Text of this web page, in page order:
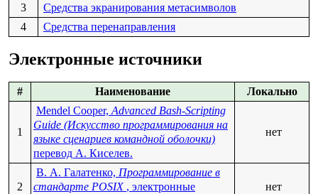
3
Средства экранирования метасимволов
4
Средства перенаправления
Электронные источники
# Наименование Локально
1
Mendel Cooper, Advanced Bash-Scripting
Guide (Искусство программирования на
языке сценариев командной оболочки)
перевод А. Киселев.
нет
2
В. А. Галатенко, Программирование в
стандарте POSIX , электронные
нет